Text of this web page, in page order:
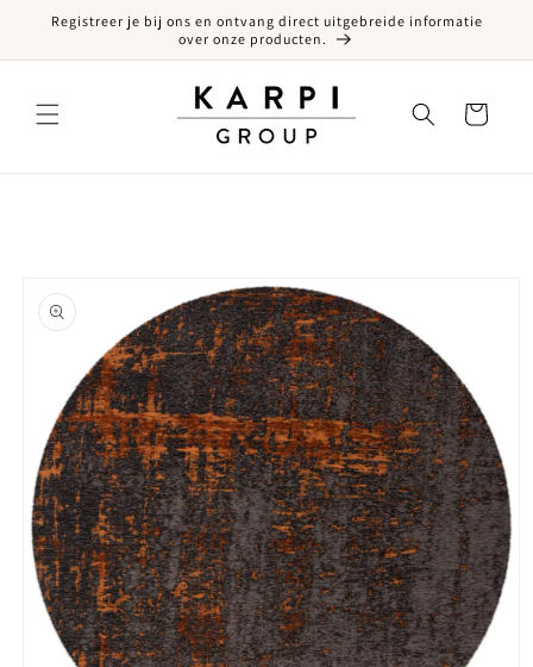
naar de content
Registreer je bij ons en ontvang direct uitgebreide informatie
over onze producten.
Winkelwagen
naar productinformatie